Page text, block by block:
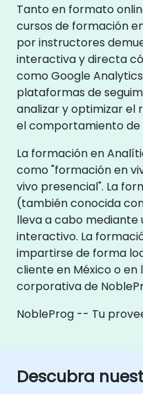
Tanto en formato
cursos de formación
por instructores
interactiva y directa
como Google
plataformas de
analizar y optimizar el
el comportamiento de
La formación en
como "formación en
vivo presencial". La
(también conocida
lleva a cabo mediante
interactivo. La
impartirse de forma
cliente en México o
corporativa de
NobleProg -- Tu
Descubra